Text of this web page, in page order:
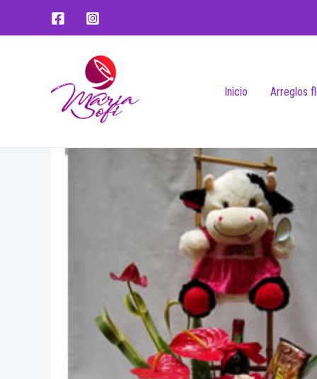
Inicio Arreglos